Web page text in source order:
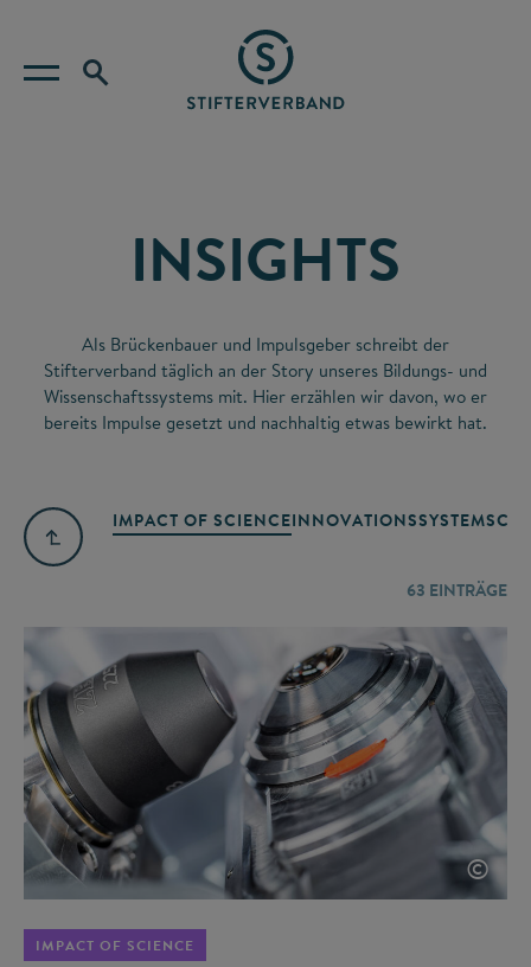
INSIGHTS
Als Brückenbauer und Impulsgeber schreibt der
Stifterverband täglich an der Story unseres Bildungs- und
Wissenschaftssystems mit. Hier erzählen wir davon, wo er
bereits Impulse gesetzt und nachhaltig etwas bewirkt hat.
IMPACT OF SCIENCEINNOVATIONSSYSTEM
63 EINTRÄGE
©
IMPACT OF SCIENCE